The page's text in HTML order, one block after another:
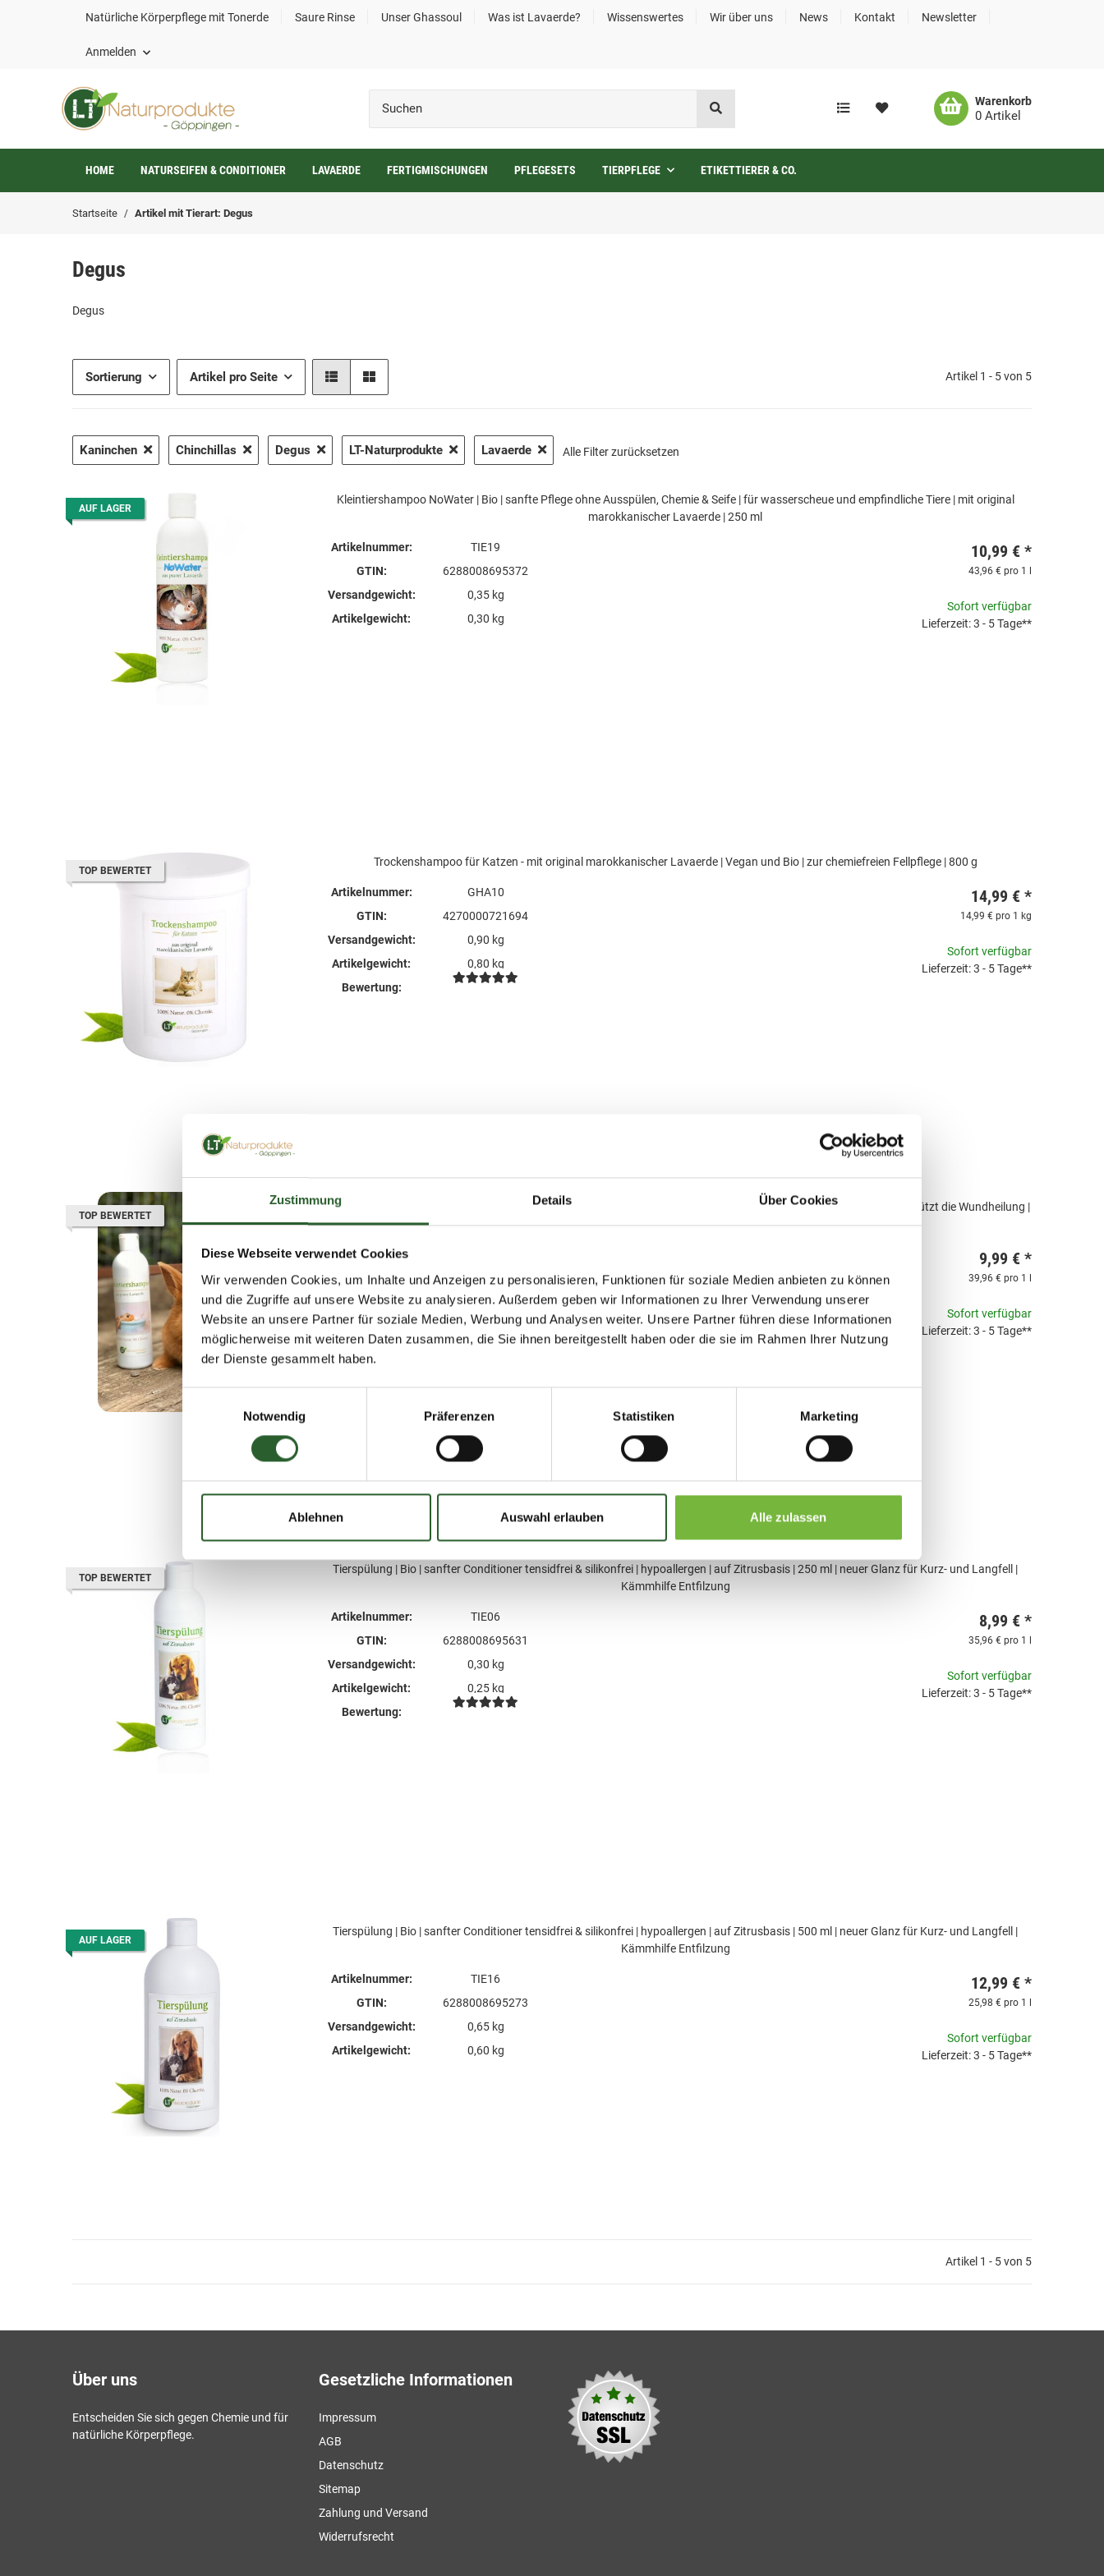
Zustimmung Details Über Cookies
Diese Webseite verwendet Cookies
Wir verwenden Cookies, um Inhalte und Anzeigen zu personalisieren, Funktionen für soziale Medien anbieten zu können
und die Zugriffe auf unsere Website zu analysieren. Außerdem geben wir Informationen zu Ihrer Verwendung unserer
Website an unsere Partner für soziale Medien, Werbung und Analysen weiter. Unsere Partner führen diese Informationen
möglicherweise mit weiteren Daten zusammen, die Sie ihnen bereitgestellt haben oder die sie im Rahmen Ihrer Nutzung
der Dienste gesammelt haben.
Einwilligungsauswahl
Notwendig
Präferenzen Statistiken Marketing
Ablehnen Auswahl erlauben Alle zulassen
Natürliche Körperpflege mit Tonerde Saure Rinse Unser Ghassoul Was ist Lavaerde? Wissenswertes Wir über uns News Kontakt Newsletter
Anmelden
Warenkorb
0 Artikel
NATURSEIFEN & CONDITIONER LAVAERDE FERTIGMISCHUNGEN PFLEGESETS TIERPFLEGE ETIKETTIERER & CO.
HOME
Startseite Artikel mit Tierart: Degus
Degus
Degus
Sortierung Artikel pro Seite Artikel 1 - 5 von 5
Kaninchen Chinchillas Degus LT-Naturprodukte Lavaerde Alle Filter zurücksetzen
AUF LAGER
Kleintiershampoo NoWater | Bio | sanfte Pflege ohne Ausspülen, Chemie & Seife | für wasserscheue und empfindliche Tiere | mit original
marokkanischer Lavaerde | 250 ml
Artikelnummer:
TIE19
GTIN:
6288008695372
Versandgewicht:
0,35 kg
Artikelgewicht:
0,30 kg
10,99 € *
43,96 € pro 1 l
Sofort verfügbar
Lieferzeit: 3 - 5 Tage**
TOP BEWERTET
Trockenshampoo für Katzen - mit original marokkanischer Lavaerde | Vegan und Bio | zur chemiefreien Fellpflege | 800 g
Artikelnummer:
GHA10
GTIN:
4270000721694
Versandgewicht:
0,90 kg
Artikelgewicht:
0,80 kg
Bewertung:
14,99 € *
14,99 € pro 1 kg
Sofort verfügbar
Lieferzeit: 3 - 5 Tage**
TOP BEWERTET
Medizinisches Kaninchenshampoo | Bio | sanfte Fellpflege ohne Chemie & Seife | gegen Juckreiz | hypoallergen | unterstützt die Wundheilung |
mit original marokkanischer Lavaerde | 250 ml
Artikelnummer:
GTIN:
6288008695655
Versandgewicht:
0,35 kg
Artikelgewicht:
0,30 kg
9,99 € *
39,96 € pro 1 l
Sofort verfügbar
Lieferzeit: 3 - 5 Tage**
TOP BEWERTET
Tierspülung | Bio | sanfter Conditioner tensidfrei & silikonfrei | hypoallergen | auf Zitrusbasis | 250 ml | neuer Glanz für Kurz- und Langfell |
Kämmhilfe Entfilzung
Artikelnummer:
TIE06
GTIN:
6288008695631
Versandgewicht:
0,30 kg
Artikelgewicht:
0,25 kg
Bewertung:
8,99 € *
35,96 € pro 1 l
Sofort verfügbar
Lieferzeit: 3 - 5 Tage**
AUF LAGER
Tierspülung | Bio | sanfter Conditioner tensidfrei & silikonfrei | hypoallergen | auf Zitrusbasis | 500 ml | neuer Glanz für Kurz- und Langfell |
Kämmhilfe Entfilzung
Artikelnummer:
TIE16
GTIN:
6288008695273
Versandgewicht:
0,65 kg
Artikelgewicht:
0,60 kg
12,99 € *
25,98 € pro 1 l
Sofort verfügbar
Lieferzeit: 3 - 5 Tage**
Artikel 1 - 5 von 5
Über uns
Entscheiden Sie sich gegen Chemie und für
natürliche Körperpflege.
Gesetzliche Informationen
Impressum
AGB
Datenschutz
Sitemap
Zahlung und Versand
Widerrufsrecht